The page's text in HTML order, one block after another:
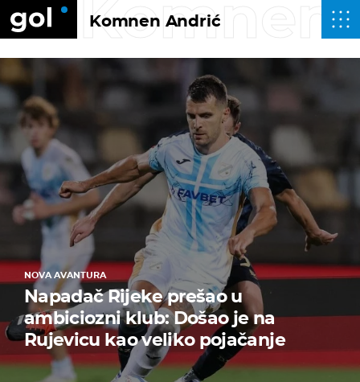
Komnen Andrić
NOVA AVANTURA
Napadač Rijeke prešao u
ambiciozni klub: Došao je na
Rujevicu kao veliko pojačanje